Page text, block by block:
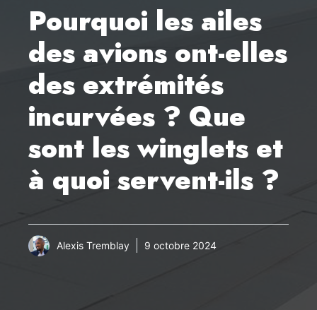
Pourquoi les ailes
des avions ont-elles
des extrémités
incurvées ? Que
sont les winglets et
à quoi servent-ils ?
Alexis Tremblay 9 octobre 2024